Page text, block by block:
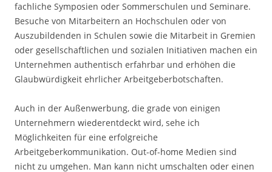
fachliche Symposien oder Sommerschulen und Seminare.
Besuche von Mitarbeitern an Hochschulen oder von
Auszubildenden in Schulen sowie die Mitarbeit in Gremien
oder gesellschaftlichen und sozialen Initiativen machen ein
Unternehmen authentisch erfahrbar und erhöhen die
Glaubwürdigkeit ehrlicher Arbeitgeberbotschaften.
Auch in der Außenwerbung, die grade von einigen
Unternehmern wiederentdeckt wird, sehe ich
Möglichkeiten für eine erfolgreiche
Arbeitgeberkommunikation. Out-of-home Medien sind
nicht zu umgehen. Man kann nicht umschalten oder einen